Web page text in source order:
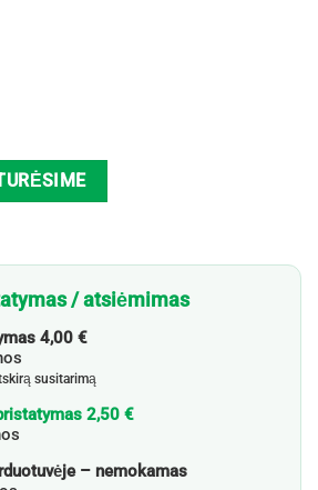
/ atsiėmimas
4,00 €
susitarimą
2,50 €
– nemokamas